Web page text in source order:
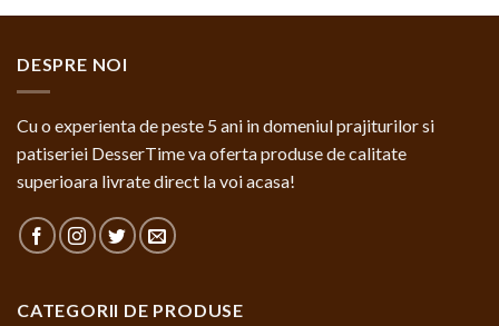
DESPRE NOI
Cu o experienta de peste 5 ani in domeniul prajiturilor si
patiseriei DesserTime va oferta produse de calitate
superioara livrate direct la voi acasa!
CATEGORII DE PRODUSE